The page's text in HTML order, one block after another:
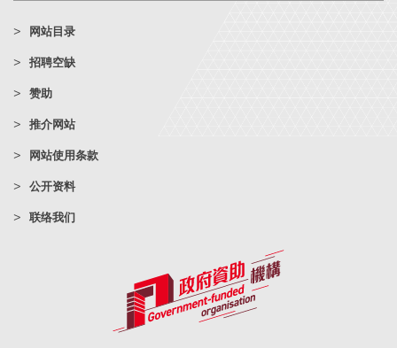
网站目录
招聘空缺
赞助
推介网站
网站使用条款
公开资料
联络我们